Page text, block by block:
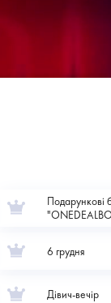
Подарункові
6 грудня
Дівич-вечір